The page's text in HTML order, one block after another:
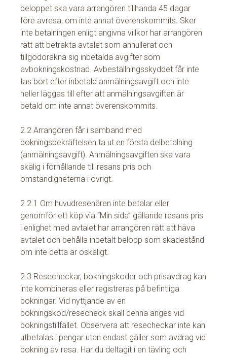
beloppet ska vara arrangören tillhanda 45 dagar
före avresa, om inte annat överenskommits. Sker
inte betalningen enligt angivna villkor har arrangören
rätt att betrakta avtalet som annullerat och
tillgodoräkna sig inbetalda avgifter som
avbokningskostnad. Avbeställningsskyddet får inte
tas bort efter inbetald anmälningsavgift och inte
heller läggas till efter att anmälningsavgiften är
betald om inte annat överenskommits.
2.2 Arrangören får i samband med
bokningsbekräftelsen ta ut en första delbetalning
(anmälningsavgift). Anmälningsavgiften ska vara
skälig i förhållande till resans pris och
omständigheterna i övrigt.
2.2.1 Om huvudresenären inte betalar eller
genomför ett köp via “Min sida” gällande resans pris
i enlighet med avtalet har arrangören rätt att häva
avtalet och behålla inbetalt belopp som skadestånd
om inte detta är oskäligt.
2.3 Resecheckar, bokningskoder och prisavdrag kan
inte kombineras eller registreras på befintliga
bokningar. Vid nyttjande av en
bokningskod/resecheck skall denna anges vid
bokningstillfället. Observera att resecheckar inte kan
utbetalas i pengar utan endast gäller som avdrag vid
bokning av resa. Har du deltagit i en tävling och